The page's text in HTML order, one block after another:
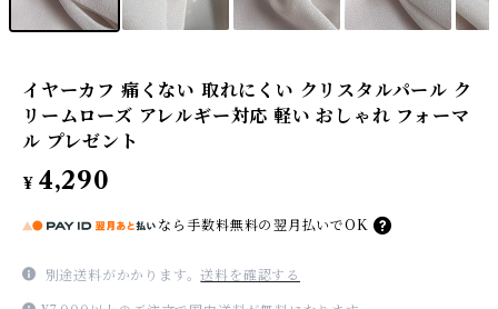
イヤーカフ 痛くない 取れにくい クリスタルパール ク
リームローズ アレルギー対応 軽い おしゃれ フォーマ
ル プレゼント
¥ 4,290
なら 手数料無料の 翌月払いでOK
別途送料がかかります。送料を確認する